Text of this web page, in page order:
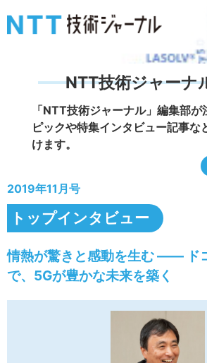
新着情報
掲載月毎記事
イベントカレンダー
問い合わせ
サイトマップ
NTT技術ジャーナ
「NTT技術ジャーナル」編集部が
ピックや特集インタビュー記事な
けます。
2019年11月号
トップインタビュー
情熱が驚きと感動を生む ―― ド
で、5Gが豊かな未来を築く